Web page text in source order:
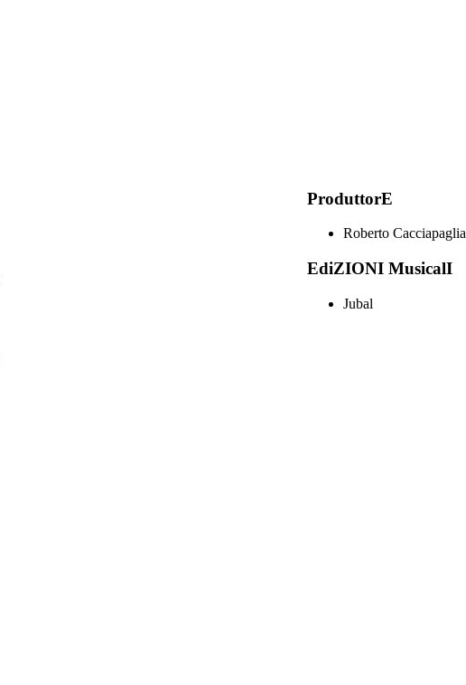
ProduttorE
Roberto Cacciapaglia
EdiZIONI MusicalI
Jubal